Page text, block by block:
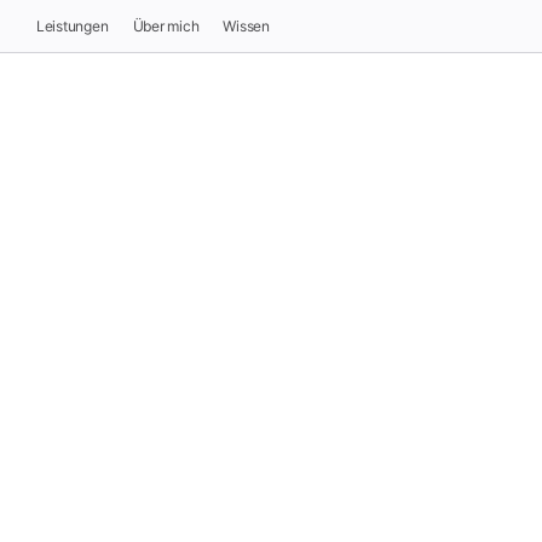
Leistungen Über mich Wissen